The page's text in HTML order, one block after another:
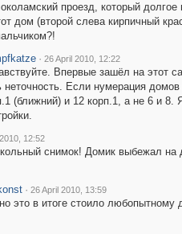
проезд, который
дом (второй слева кирпичный
· 26 April 2010, 12:22
Впервые зашёл на этот
неточность. Если нумерация
(ближний) и 12 корп.1, а не 6 и
12:52
снимок! Домик выбежал на
· 26 April 2010, 13:59
это в итоге стоило любопытному